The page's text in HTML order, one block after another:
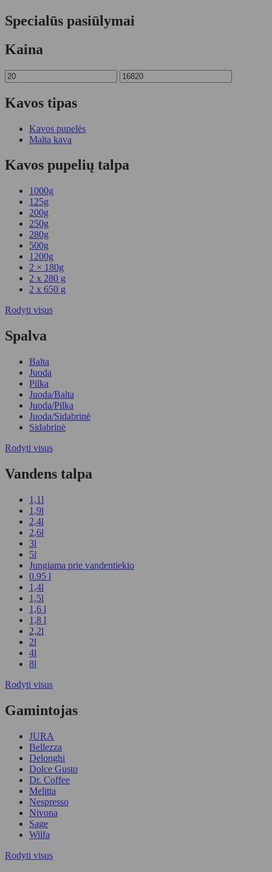
Specialūs pasiūlymai
Kaina
Kavos tipas
Kavos pupelės
Malta kava
Kavos pupelių talpa
1000g
125g
200g
250g
280g
500g
1200g
2 × 180g
2 x 280 g
2 x 650 g
Rodyti visus
Spalva
Balta
Juoda
Pilka
Juoda/Balta
Juoda/Pilka
Juoda/Sidabrinė
Sidabrinė
Rodyti visus
Vandens talpa
1,1l
1,9l
2,4l
2,6l
3l
5l
Jungiama prie vandentiekio
0.95 l
1,4l
1,5l
1,6 l
1,8 l
2,2l
2l
4l
8l
Rodyti visus
Gamintojas
JURA
Bellezza
Delonghi
Dolce Gusto
Dr. Coffee
Melitta
Nespresso
Nivona
Sage
Wilfa
Rodyti visus